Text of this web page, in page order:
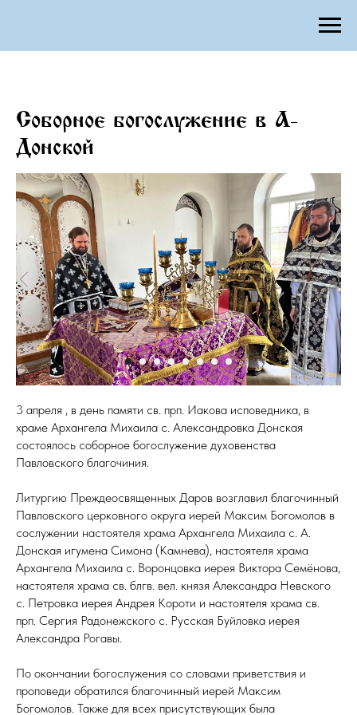
Соборное богослужение в А-
Донской
3 апреля , в день памяти св. прп. Иакова исповедника, в
храме Архангела Михаила с. Александровка Донская
состоялось соборное богослужение духовенства
Павловского благочиния.
Литургию Преждеосвященных Даров возглавил благочинный
Павловского церковного округа иерей Максим Богомолов в
сослужении настоятеля храма Архангела Михаила с. А.
Донская игумена Симона (Камнева), настоятеля храма
Архангела Михаила с. Воронцовка иерея Виктора Семёнова,
настоятеля храма св. блгв. вел. князя Александра Невского
с. Петровка иерея Андрея Короти и настоятеля храма св.
прп. Сергия Радонежского с. Русская Буйловка иерея
Александра Рогавы.
По окончании богослужения со словами приветствия и
проповеди обратился благочинный иерей Максим
Богомолов. Также для всех присутствующих была